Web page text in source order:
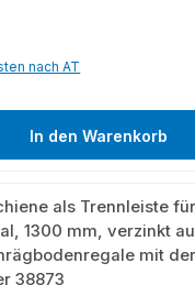
nach AT
In den Warenkorb